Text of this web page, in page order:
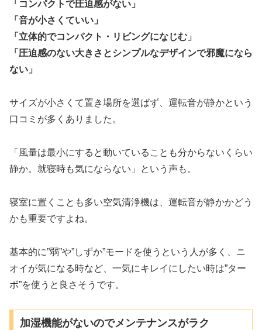
「コンパクトで圧迫感がない」
「音が小さくていい」
「立体的でコンパクト・リビングになじむ」
「圧迫感のない大きさとシンプルなデザインで邪魔になら
ない」
サイズが小さくて置き場所を選ばず、運転音が静かという
口コミが多くありました。
「風量は最小にすると動いていることも分からないくらい
静か。就寝時も気にならない」という声も。
寝室に置くことも多い空気清浄機は、運転音が静かかどう
かも重要ですよね。
基本的に”弱”や”しずか”モードを使うという人が多く、ニ
オイが気になる時など、一気にキレイにしたい時は”ター
ボ”を使うと良さそうです。
加湿機能がないのでメンテナンスがラク